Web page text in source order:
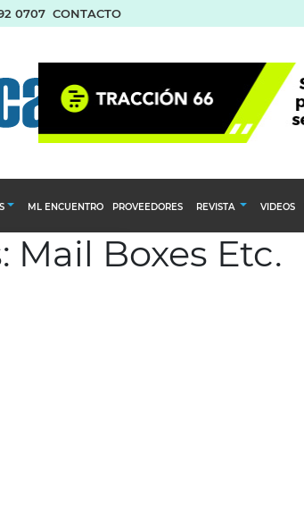
0707 CONTACTO
y compras
ML ENCUENTRO PROVEEDORES REVISTA
Calendario Editorial
Ediciones Anteriores
VIDEOS
Boxes Etc.